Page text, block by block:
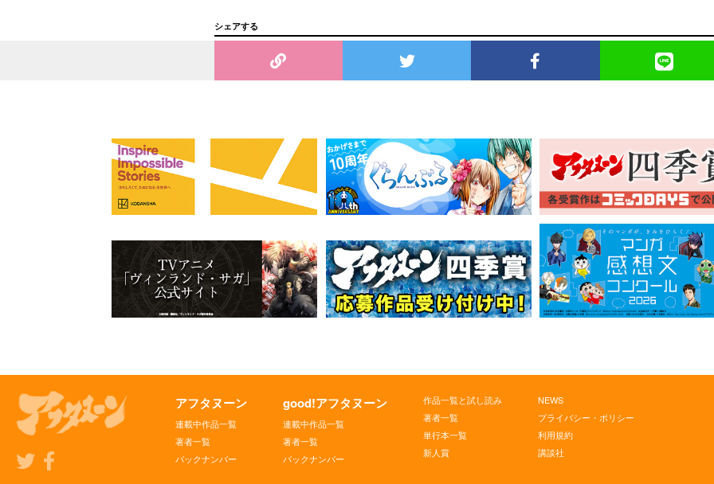
シェアする
アフタヌーン
連載中作品一覧
著者一覧
バックナンバー
good!アフタヌーン
連載中作品一覧
著者一覧
バックナンバー
作品一覧と試し読み
著者一覧
単行本一覧
新人賞
NEWS
プライバシー・ポリシー
利用規約
講談社